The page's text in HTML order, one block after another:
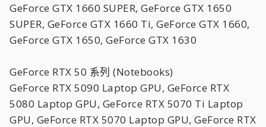
GeForce GTX 1660 SUPER, GeForce GTX 1650
SUPER, GeForce GTX 1660 Ti, GeForce GTX 1660,
GeForce GTX 1650, GeForce GTX 1630
GeForce RTX 50 系列 (Notebooks)
GeForce RTX 5090 Laptop GPU, GeForce RTX
5080 Laptop GPU, GeForce RTX 5070 Ti Laptop
GPU, GeForce RTX 5070 Laptop GPU, GeForce RTX